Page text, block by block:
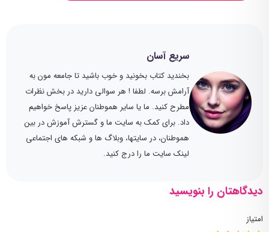
سریع آسان
بخندید کتاب بخونید و خوب باشید تا جامعه مون به
آرامش برسه. لطفا ! هر سوالی دارید در بخش نظرات
مطرح کنید. ما یا سایر هموطنان عزیز پاسخ خواهیم
داد. برای کمک به سایت ما و گسترش آموزش در بین
هموطنان، در سایتها، وبلاگ ها و شبکه های اجتماعی
لینک سایت ما را درج کنید.
دیدگاهتان را بنویسید
امتیاز